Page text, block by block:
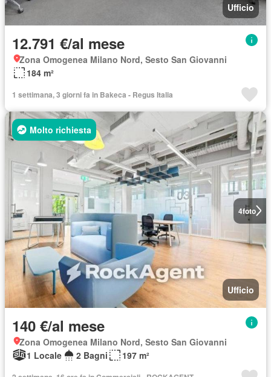
Ufficio
12.791 €/al mese
Zona Omogenea Milano Nord, Sesto San Giovanni
184 m²
1 settimana, 3 giorni fa in Bakeca - Regus Italia
4foto
Molto richiesta
Ufficio
140 €/al mese
Zona Omogenea Milano Nord, Sesto San Giovanni
1 Locale
2 Bagni 197 m²